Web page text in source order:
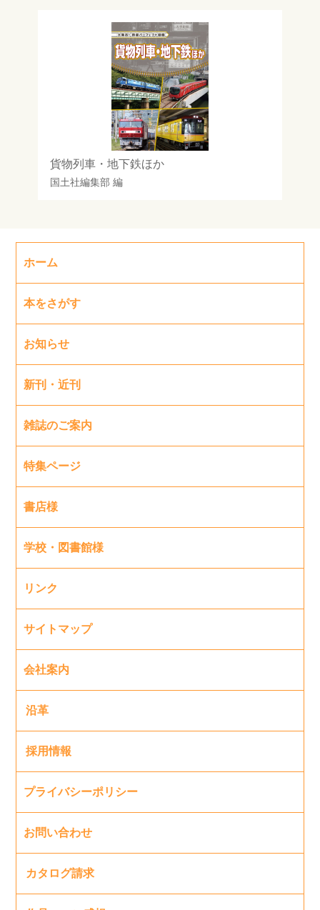
貨物列車・地下鉄ほか
国土社編集部 編
ホーム
本をさがす
お知らせ
新刊・近刊
雑誌のご案内
特集ページ
書店様
学校・図書館様
リンク
サイトマップ
会社案内
沿革
採用情報
プライバシーポリシー
お問い合わせ
カタログ請求